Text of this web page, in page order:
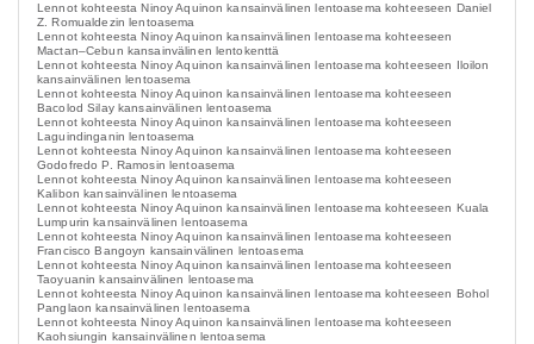
Lennot kohteesta Ninoy Aquinon kansainvälinen lentoasema kohteeseen Daniel
Z. Romualdezin lentoasema
Lennot kohteesta Ninoy Aquinon kansainvälinen lentoasema kohteeseen
Mactan–Cebun kansainvälinen lentokenttä
Lennot kohteesta Ninoy Aquinon kansainvälinen lentoasema kohteeseen Iloilon
kansainvälinen lentoasema
Lennot kohteesta Ninoy Aquinon kansainvälinen lentoasema kohteeseen
Bacolod Silay kansainvälinen lentoasema
Lennot kohteesta Ninoy Aquinon kansainvälinen lentoasema kohteeseen
Laguindinganin lentoasema
Lennot kohteesta Ninoy Aquinon kansainvälinen lentoasema kohteeseen
Godofredo P. Ramosin lentoasema
Lennot kohteesta Ninoy Aquinon kansainvälinen lentoasema kohteeseen
Kalibon kansainvälinen lentoasema
Lennot kohteesta Ninoy Aquinon kansainvälinen lentoasema kohteeseen Kuala
Lumpurin kansainvälinen lentoasema
Lennot kohteesta Ninoy Aquinon kansainvälinen lentoasema kohteeseen
Francisco Bangoyn kansainvälinen lentoasema
Lennot kohteesta Ninoy Aquinon kansainvälinen lentoasema kohteeseen
Taoyuanin kansainvälinen lentoasema
Lennot kohteesta Ninoy Aquinon kansainvälinen lentoasema kohteeseen Bohol
Panglaon kansainvälinen lentoasema
Lennot kohteesta Ninoy Aquinon kansainvälinen lentoasema kohteeseen
Kaohsiungin kansainvälinen lentoasema